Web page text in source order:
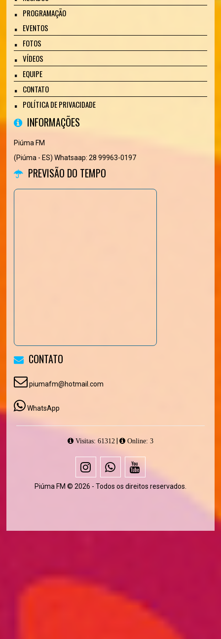
PROGRAMAÇÃO
EVENTOS
FOTOS
VÍDEOS
EQUIPE
CONTATO
POLÍTICA DE PRIVACIDADE
INFORMAÇÕES
Piúma FM
(Piúma - ES) Whatsaap: 28 99963-0197
PREVISÃO DO TEMPO
CONTATO
piumafm@hotmail.com
WhatsApp
Visitas: 61312 Online: 3
Piúma FM © 2026 - Todos os direitos reservados.